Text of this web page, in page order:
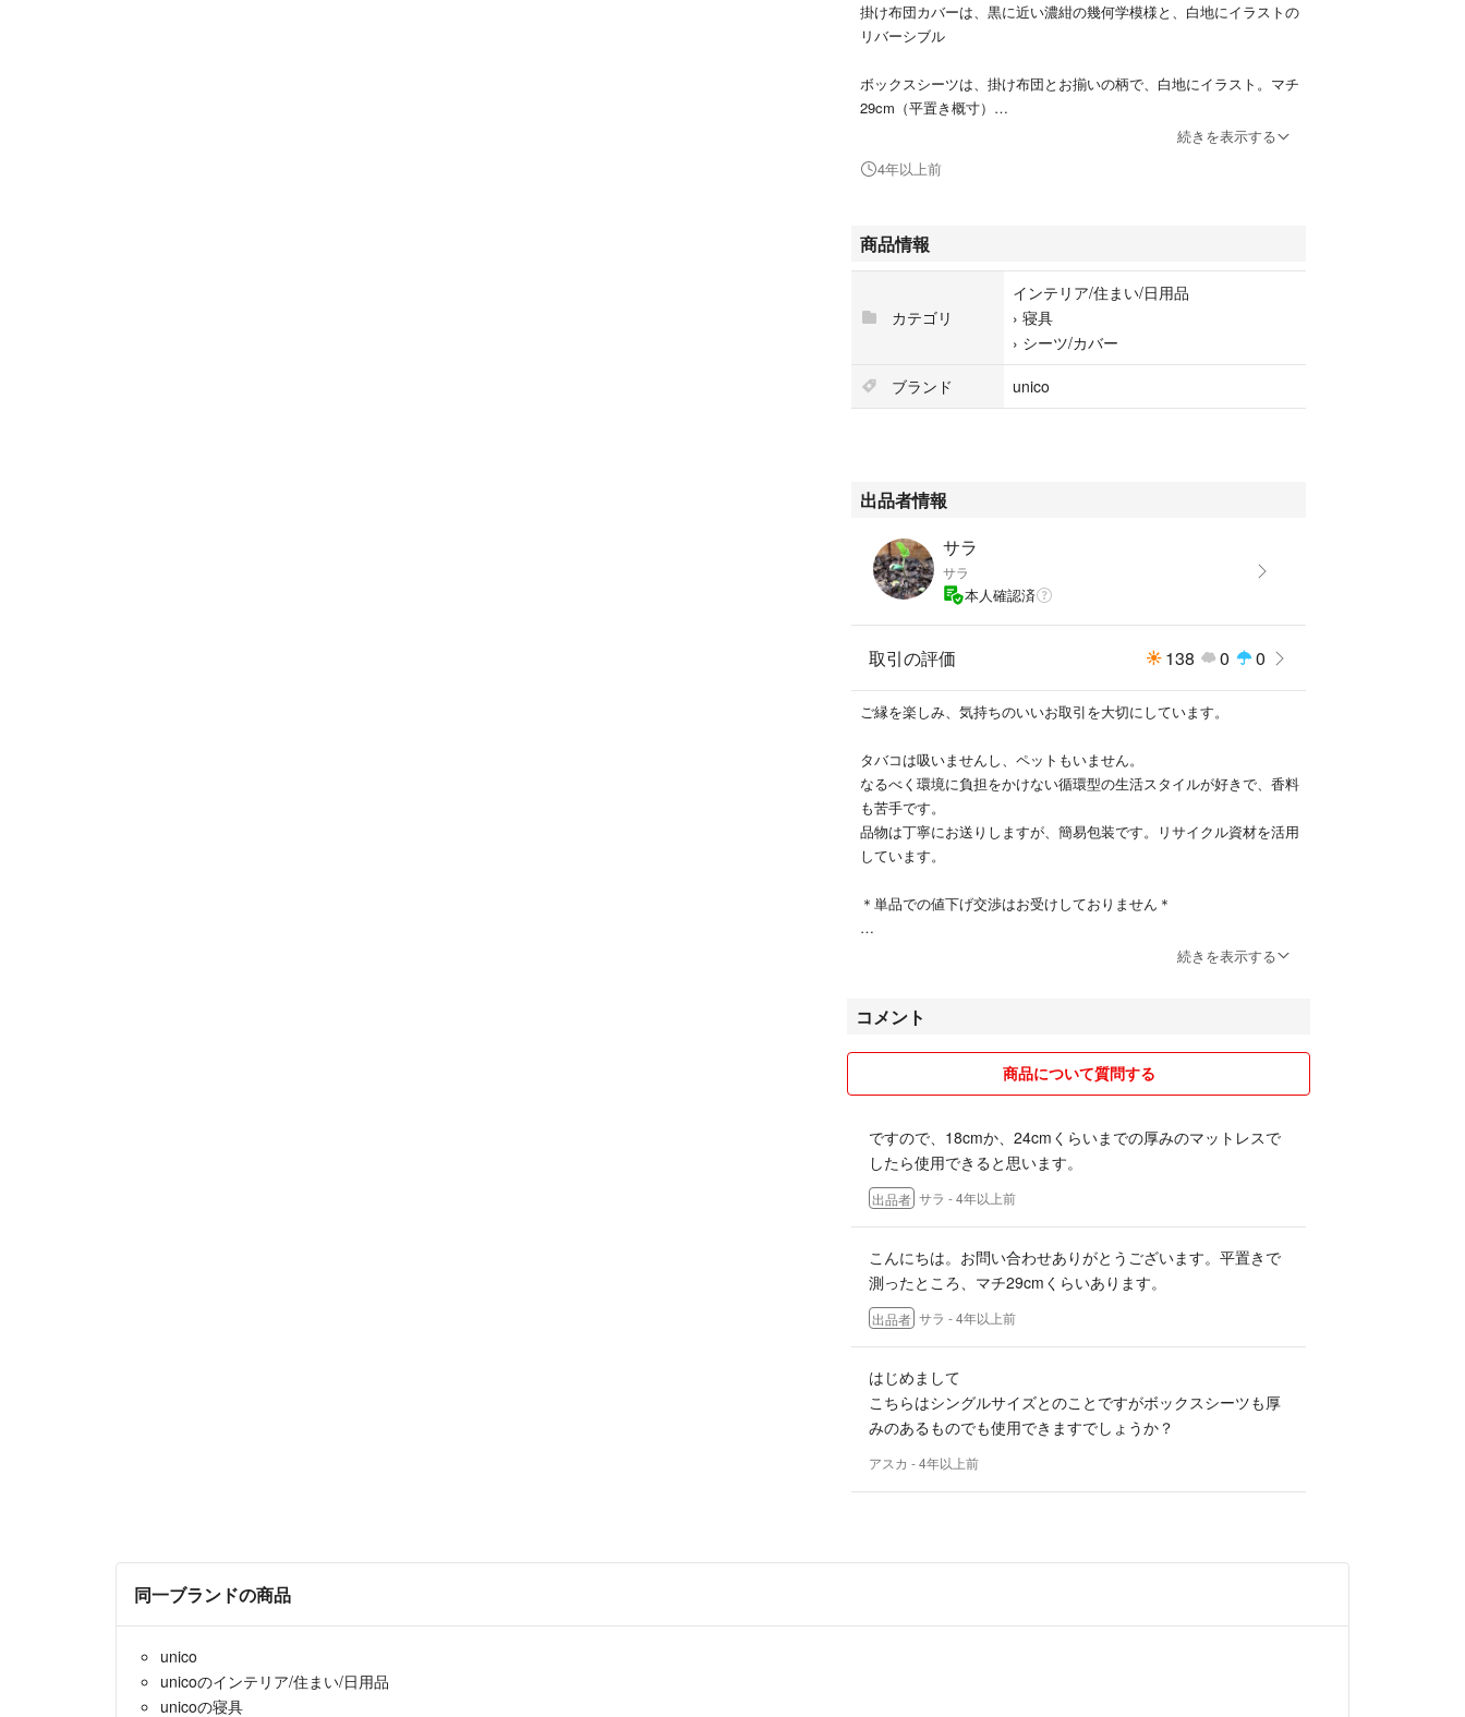
掛け布団カバーは、黒に近い濃紺の幾何学模様と、白地にイラストの
リバーシブル
ボックスシーツは、掛け布団とお揃いの柄で、白地にイラスト。マチ
29cm（平置き概寸）
替えのため出品します。
#unico
#寝具
#ボックスシーツ
#北欧
続きを表示する
4年以上前
商品情報
カテゴリ
インテリア/住まい/日用品
› 寝具
› シーツ/カバー
ブランド
unico
出品者情報
サラ
サラ
本人確認済
取引の評価 138 0 0
ご縁を楽しみ、気持ちのいいお取引を大切にしています。
タバコは吸いませんし、ペットもいません。
なるべく環境に負担をかけない循環型の生活スタイルが好きで、香料
も苦手です。
品物は丁寧にお送りしますが、簡易包装です。リサイクル資材を活用
しています。
＊単品での値下げ交渉はお受けしておりません＊
一期一会、ご縁を大切に、心を込めてお取引をしています .。.:*☆
続きを表示する
コメント
商品について質問する
ですので、18cmか、24cmくらいまでの厚みのマットレスで
したら使用できると思います。
出品者 サラ - 4年以上前
こんにちは。お問い合わせありがとうございます。平置きで
測ったところ、マチ29cmくらいあります。
出品者 サラ - 4年以上前
はじめまして
こちらはシングルサイズとのことですがボックスシーツも厚
みのあるものでも使用できますでしょうか？
アスカ - 4年以上前
同一ブランドの商品
unico
unicoのインテリア/住まい/日用品
unicoの寝具